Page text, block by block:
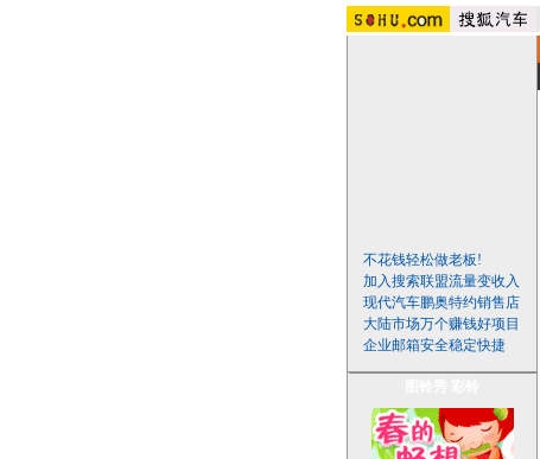
不花钱轻松做老板!
加入搜索联盟流量变收入
现代汽车鹏奥特约销售店
大陆市场万个赚钱好项目
企业邮箱安全稳定快捷